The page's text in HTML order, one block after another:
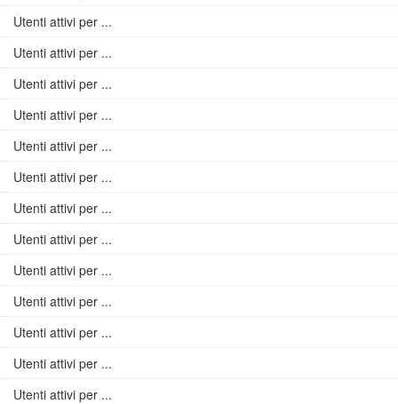
Utenti attivi per ...
Utenti attivi per ...
Utenti attivi per ...
Utenti attivi per ...
Utenti attivi per ...
Utenti attivi per ...
Utenti attivi per ...
Utenti attivi per ...
Utenti attivi per ...
Utenti attivi per ...
Utenti attivi per ...
Utenti attivi per ...
Utenti attivi per ...